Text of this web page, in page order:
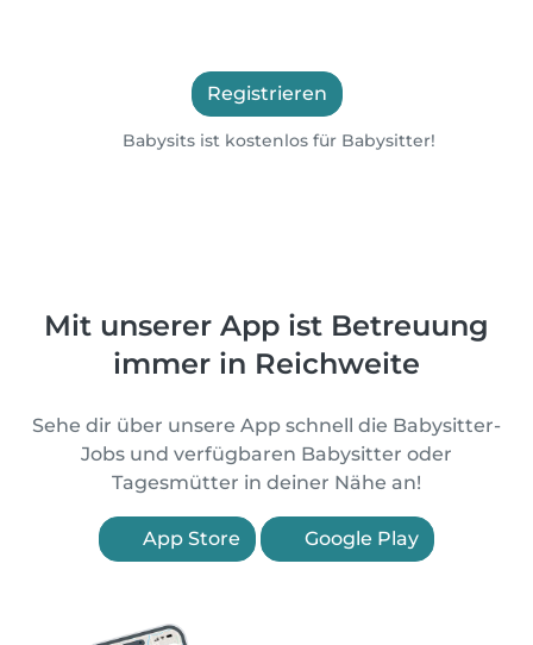
Registrieren
Babysits ist kostenlos für Babysitter!
Mit unserer App ist Betreuung
immer in Reichweite
Sehe dir über unsere App schnell die Babysitter-
Jobs und verfügbaren Babysitter oder
Tagesmütter in deiner Nähe an!
App Store Google Play